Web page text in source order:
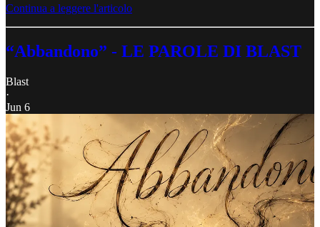
Continua a leggere l'articolo
“Abbandono” - LE PAROLE DI BLAST
Blast
·
Jun 6